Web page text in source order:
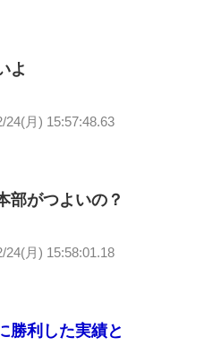
よ
24(月) 15:57:48.63
部がつよいの？
24(月) 15:58:01.18
勝利した実績と